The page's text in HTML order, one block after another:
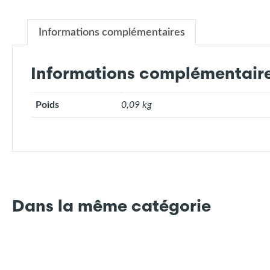
Informations complémentaires
Informations
Poids 0,09 kg
Dans la même catégorie